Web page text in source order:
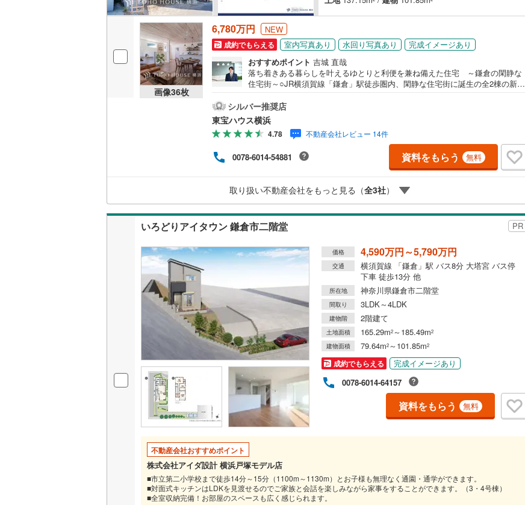
画像36枚
6,780万円 NEW
成約でもらえる 室内写真あり 水回り写真あり
完成イメージあり
おすすめポイント 吉城 直哉
落ち着きある暮らしを叶えるゆとりと利便を兼ね備えた住宅 ～鎌倉の閑静な
住宅街～○JR横須賀線「鎌倉」駅徒歩圏内、閑静な住宅街に誕生の全2棟の新築
的な対面式キッチン○毎日の暮らしを快適にする設備も充実しています＝＝＝＝
＝＝＝＝＝＝＝＝＝＝＝提携銀行 横浜銀行利用可変動金利35年の場合 金
利 0.920％（諸条件あり）横浜銀行 提携金利＝＝＝＝＝＝＝＝＝＝＝＝＝＝
＝・年齢制限/20歳以上65歳以下で完済時満80歳未満の方・返済期間/35年・利
率/年利0.92％ （変動金利の場合）※店頭金利より当初期間 -2.205％（35年）の
適用を受けた場合・保証料/0円・事務手数料/融資金額2％に消費税を加算した金
額※金利は2026年4月時点のものであり、実際の適用金利は融資実行時のものと
額の1.25倍が限度）
シルバー推奨店
東宝ハウス横浜
4.78 不動産会社レビュー 14件
0078-6014-54881 資料をもらう 無料
取り扱い不動産会社をもっと見る（全3社）
いろどりアイタウン 鎌倉市二階堂 PR
価格 4,590万円～5,790万円
交通
横須賀線 「鎌倉」駅 バス8分 大塔宮 バス停
下車 徒歩13分 他
所在地 神奈川県鎌倉市二階堂
間取り 3LDK～4LDK
建物階 2階建て
土地面積 165.29m2～185.49m2
建物面積 79.64m2～101.85m2
成約でもらえる
完成イメージあり
0078-6014-64157
資料をもらう 無料
不動産会社おすすめポイント
株式会社アイダ設計 横浜戸塚モデル店
■市立第二小学校まで徒歩14分～15分（1100m～1130m）とお子様も無理なく通園・通学ができます。
■対面式キッチンはLDKを見渡せるのでご家族と会話を楽しみながら家事をすることができます。（3・4号棟）
■全室収納完備！お部屋のスペースも広く感じられます。